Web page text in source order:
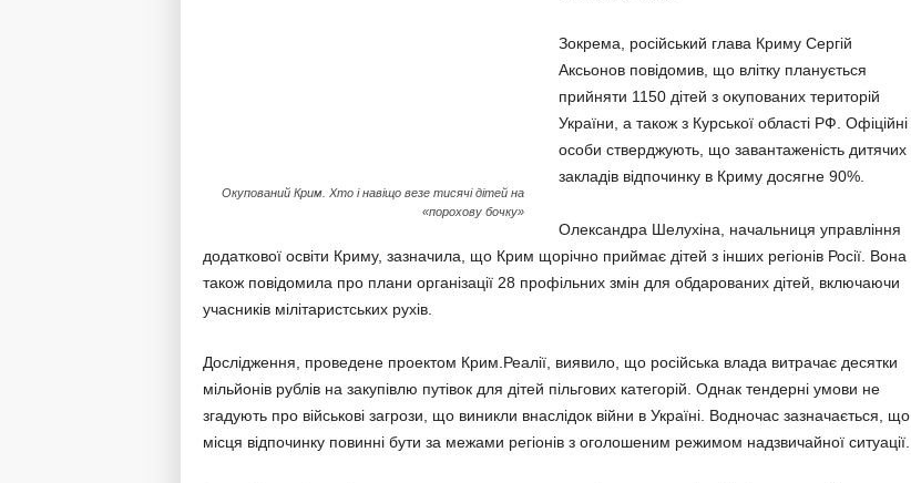
Окупований Крим. Хто і навіщо везе тисячі дітей на
«порохову бочку»
Зокрема, російський глава Криму Сергій
Аксьонов повідомив, що влітку планується
прийняти 1150 дітей з окупованих територій
України, а також з Курської області РФ. Офіційні
особи стверджують, що завантаженість дитячих
закладів відпочинку в Криму досягне 90%.
Олександра Шелухіна, начальниця управління
додаткової освіти Криму, зазначила, що Крим щорічно приймає дітей з інших регіонів Росії. Вона
також повідомила про плани організації 28 профільних змін для обдарованих дітей, включаючи
учасників мілітаристських рухів.
Дослідження, проведене проектом Крим.Реалії, виявило, що російська влада витрачає десятки
мільйонів рублів на закупівлю путівок для дітей пільгових категорій. Однак тендерні умови не
згадують про військові загрози, що виникли внаслідок війни в Україні. Водночас зазначається, що
місця відпочинку повинні бути за межами регіонів з оголошеним режимом надзвичайної ситуації.